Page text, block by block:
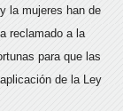
la mujeres han de
reclamado a la
para que las
de la Ley